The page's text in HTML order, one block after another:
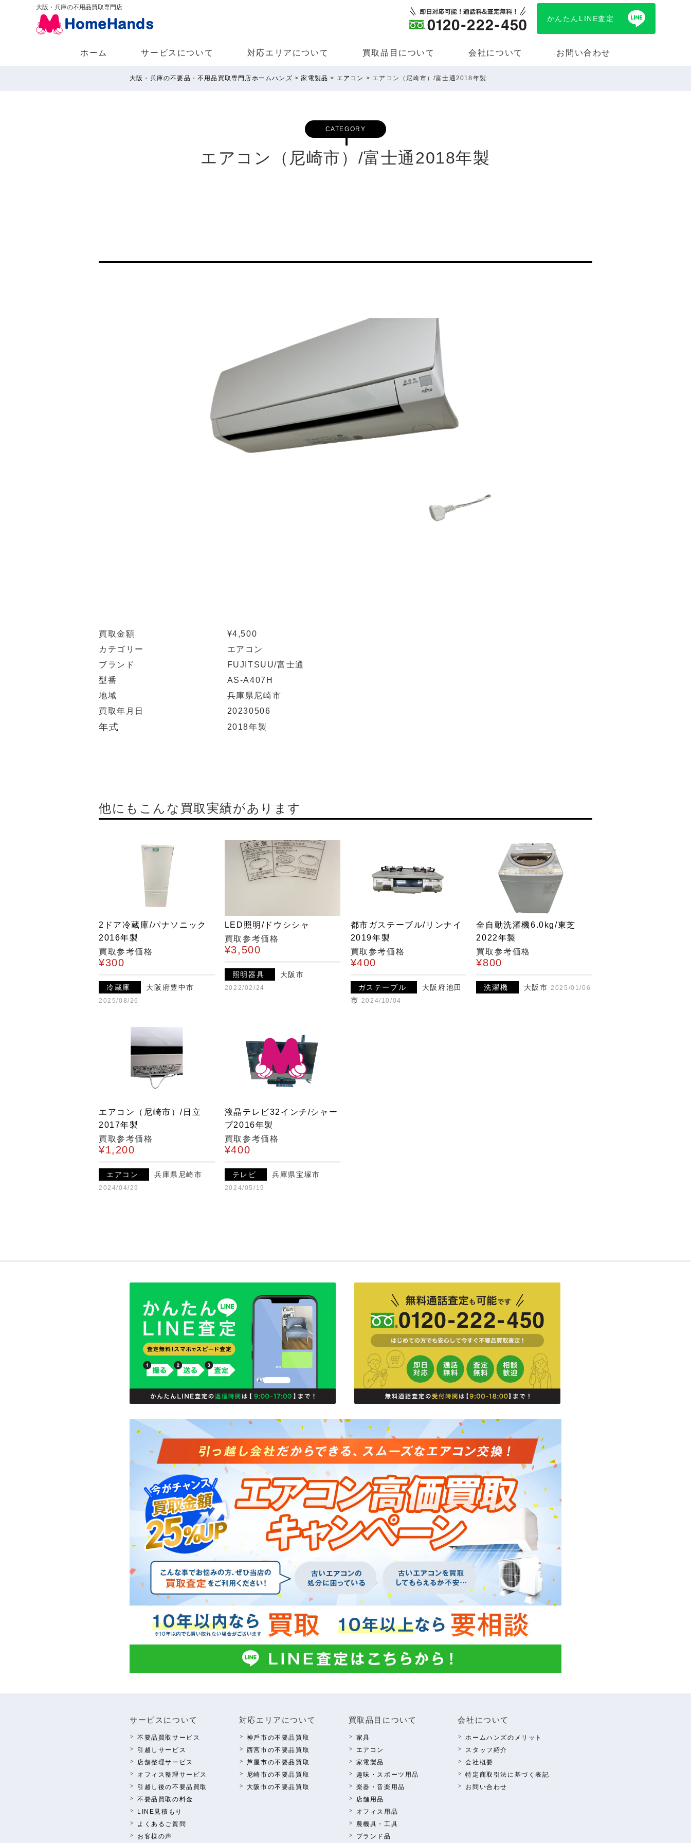
大阪・兵庫の不用品買取専門店
かんたんLINE査定
ホーム サービスについて 対応エリアについて 買取品⽬について 会社について お問い合わせ
大阪・兵庫の不要品・不用品買取専門店ホームハンズ >家電製品 > エアコン > エアコン（尼崎市）/富士通2018年製
CATEGORY
エアコン（尼崎市）/富士通2018年製
買取金額
¥4,500
カテゴリー
エアコン
ブランド
FUJITSUU/富士通
型番
AS-A407H
地域
兵庫県尼崎市
買取年月日
20230506
年式 2018年製
他にもこんな買取実績があります
2ドア冷蔵庫/パナソニック
2016年製
買取参考価格
¥300
冷蔵庫 大阪府豊中市
2025/08/26
LED照明/ドウシシャ
買取参考価格
¥3,500
照明器具 大阪市
2022/02/24
都市ガステーブル/リンナイ
2019年製
買取参考価格
¥400
ガステーブル
大阪府池田
市 2024/10/04
全自動洗濯機6.0kg/東芝
2022年製
買取参考価格
¥800
洗濯機 大阪市 2025/01/06
エアコン（尼崎市）/日立
2017年製
買取参考価格
¥1,200
エアコン 兵庫県尼崎市
2024/04/29
液晶テレビ32インチ/シャー
プ2016年製
買取参考価格
¥400
テレビ 兵庫県宝塚市
2024/05/19
サービスについて
不要品買取サービス
引越しサービス
店舗整理サービス
オフィス整理サービス
引越し後の不要品買取
不要品買取の料⾦
LINE⾒積もり
よくあるご質問
お客様の声
対応エリアについて
神⼾市の不要品買取
西宮市の不要品買取
芦屋市の不要品買取
尼崎市の不要品買取
⼤阪市の不要品買取
買取品⽬について
家具
エアコン
家電製品
趣味・スポーツ⽤品
楽器・⾳楽⽤品
店舗⽤品
オフィス⽤品
農機具・⼯具
ブランド品
会社について
ホームハンズのメリット
スタッフ紹介
会社概要
特定商取引法に基づく表記
お問い合わせ